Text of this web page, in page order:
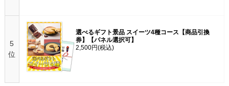
5
位
選べるギフト景品 スイーツ4種コース【商品引換
券】【パネル選択可】
2,500円(税込)